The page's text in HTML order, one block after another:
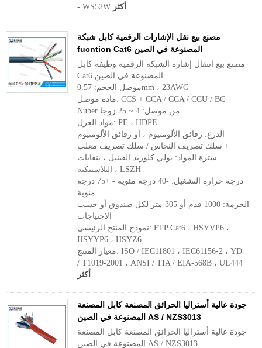
- WS52W أكثر
مصنع بيع نقل الإشارات الرقمية كابل شبكة
fucntion Cat6 المصنوعة في الصين
مصنع بيع انتقال إشارة الشبكة الرقمية وظيفة كابل
Cat6 المصنوعة في الصين
موصل الحجم: 0.57mm ، 23AWG
مادة موصل: CCS + CCA / CCA / CCU / BC
Nuber من موصل: 4 ~ 25 زوجا
مواد العزل: PE ، HDPE
الدرع: رقائق الألومنيوم ، أو رقائق الألومنيوم
+ سلك تصريف النحاس / سلك تصريف معلب
سترة المواد: بولي كلوريد الفينيل ، بنفايات
البلاستيكية ، LSZH
درجة حرارة التشغيل: -40 درجة مئوية - +75 درجة
مئوية
الحزمة: 1000 قدم أو 305 متر لكل صندوق أو حسب
الاحتياجات
نموذج المنتج الرئيسي: FTP Cat6 ، HSYVP6 ،
HSYYP6 ، HSYZ6
معيار المنتج: ISO / IEC11801 ، IEC61156-2 ، YD
/ T1019-2001 ، ANSI / TIA / EIA-568B ، UL444
أكثر
جودة عالية أستراليا الحرائق المصنعة كابل المصنعة
المصنوعة في الصين AS / NZS3013
جودة عالية أستراليا الحرائق المصنعة كابل المصنعة
المصنوعة في الصين AS / NZS3013